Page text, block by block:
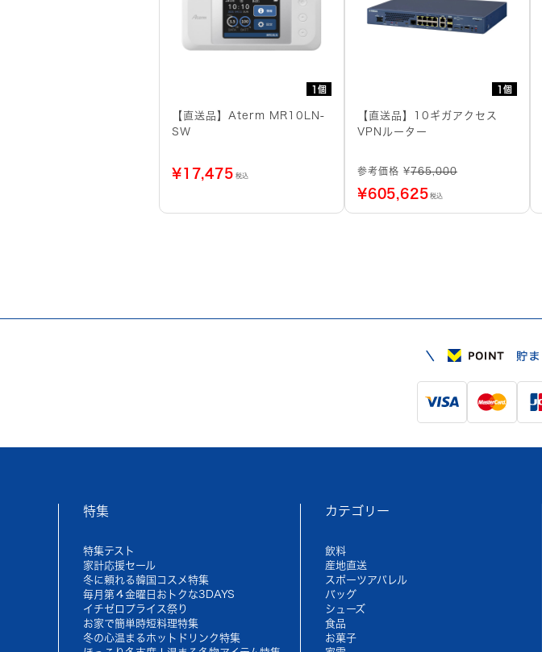
1個
【直送品】Aterm MR10LN-
SW
¥17,475 税込
1個
【直送品】10ギガアクセス
VPNルーター
参考価格 ¥765,000
¥605,625 税込
特集
特集テスト
家計応援セール
冬に頼れる韓国コスメ特集
毎月第４金曜日おトクな3DAYS
イチゼロプライス祭り
お家で簡単時短料理特集
冬の心温まるホットドリンク特集
カテゴリー
飲料
産地直送
スポーツアパレル
バッグ
シューズ
食品
お菓子